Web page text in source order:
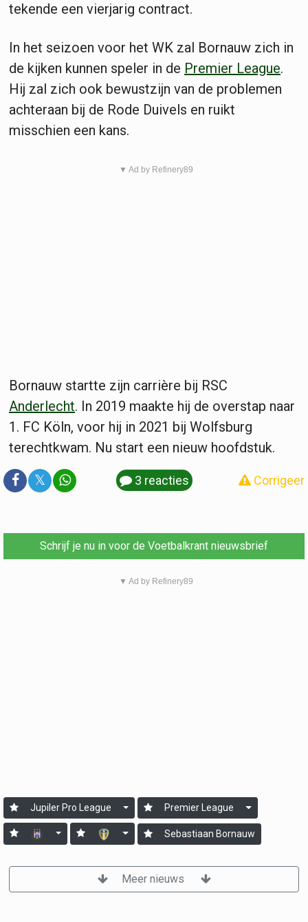
tekende een vierjarig contract.
In het seizoen voor het WK zal Bornauw zich in
de kijken kunnen speler in de Premier League.
Hij zal zich ook bewustzijn van de problemen
achteraan bij de Rode Duivels en ruikt
misschien een kans.
▼ Ad by Refinery89
Bornauw startte zijn carrière bij RSC
Anderlecht. In 2019 maakte hij de overstap naar
1. FC Köln, voor hij in 2021 bij Wolfsburg
terechtkwam. Nu start een nieuw hoofdstuk.
𝕏 3 reacties Corrigeer
Schrijf je nu in voor de Voetbalkrant nieuwsbrief
▼ Ad by Refinery89
Jupiler Pro League Premier League
Sebastiaan Bornauw
Meer nieuws